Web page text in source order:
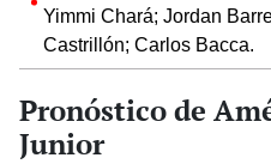
Yimmi Chará; Jordan
Castrillón; Carlos Bacca.
Pronóstico de
Junior